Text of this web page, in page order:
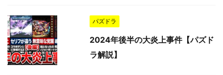
パズドラ
2024年後半の大炎上事件【パズド
ラ解説】